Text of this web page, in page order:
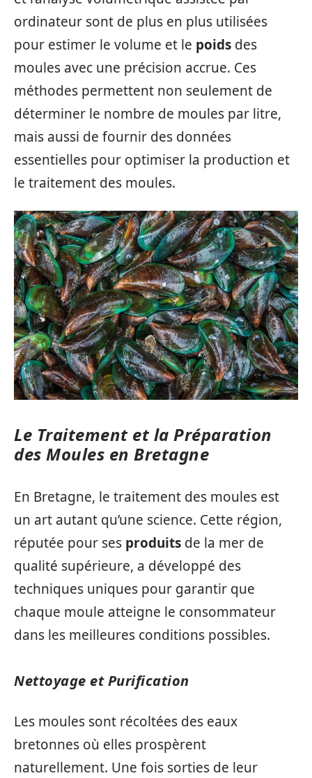
ordinateur sont de plus en plus utilisées
pour estimer le volume et le poids des
moules avec une précision accrue. Ces
méthodes permettent non seulement de
déterminer le nombre de moules par litre,
mais aussi de fournir des données
essentielles pour optimiser la production et
le traitement des moules.
Le Traitement et la Préparation
des Moules en Bretagne
En Bretagne, le traitement des moules est
un art autant qu’une science. Cette région,
réputée pour ses produits de la mer de
qualité supérieure, a développé des
techniques uniques pour garantir que
chaque moule atteigne le consommateur
dans les meilleures conditions possibles.
Nettoyage et Purification
Les moules sont récoltées des eaux
bretonnes où elles prospèrent
naturellement. Une fois sorties de leur